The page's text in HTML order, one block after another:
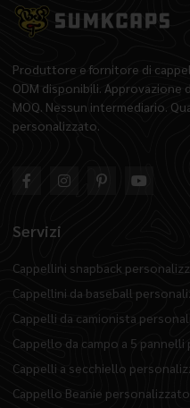
Produttore e fornitore di
ODM disponibili. Approvazione
MOQ. Nessun intermediario.
personalizzato.
Servizi
Cappellini snapback
Cappellini da baseball
Cappelli da camionista
Cappello da campo a 5
Cappelli a secchiello
Cappello Beanie personalizzato